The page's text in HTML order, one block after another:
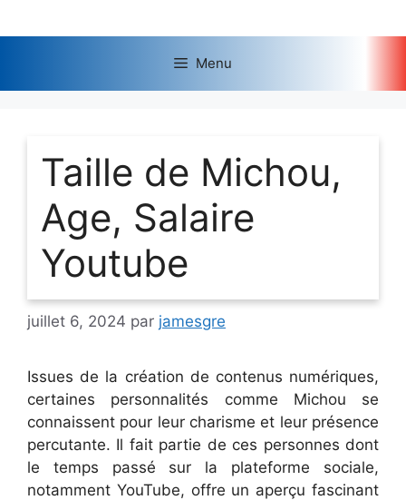
au
Menu
Taille de Michou,
Age, Salaire
Youtube
juillet 6, 2024 par jamesgre
Issues de la création de contenus numériques,
certaines personnalités comme Michou se
connaissent pour leur charisme et leur présence
percutante. Il fait partie de ces personnes dont
le temps passé sur la plateforme sociale,
notamment YouTube, offre un aperçu fascinant